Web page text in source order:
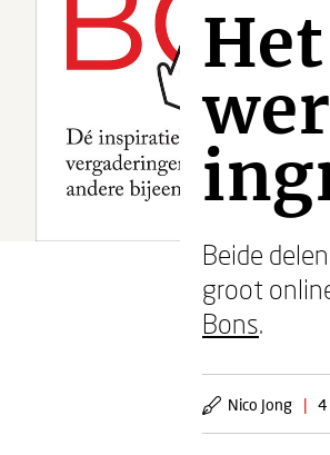
Beide
groot
Bons.
Nico Jong | 4